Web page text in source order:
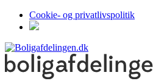
Cookie- og privatlivspolitik